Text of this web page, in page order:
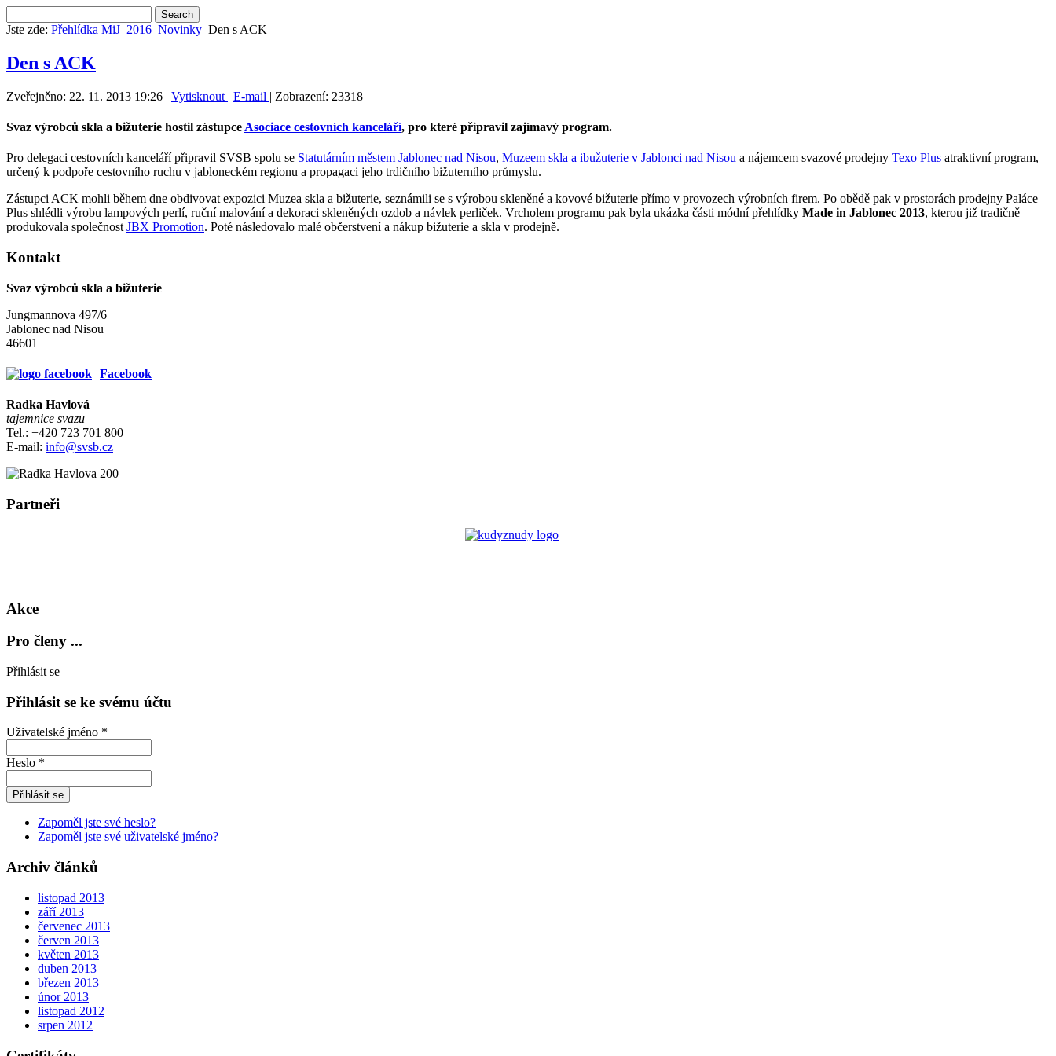
Jste zde: Přehlídka MiJ 2016 Novinky Den s ACK
Den s ACK
Zveřejněno: 22. 11. 2013 19:26 | Vytisknout | E-mail | Zobrazení: 23318
Svaz výrobců skla a bižuterie hostil zástupce Asociace cestovních kanceláří, pro které připravil zajímavý program.
Pro delegaci cestovních kanceláří připravil SVSB spolu se Statutárním městem Jablonec nad Nisou, Muzeem skla a ibužuterie v Jablonci nad Nisou a nájemcem svazové prodejny Texo Plus atraktivní program,
určený k podpoře cestovního ruchu v jabloneckém regionu a propagaci jeho trdičního bižuterního průmyslu.
Zástupci ACK mohli během dne obdivovat expozici Muzea skla a bižuterie, seznámili se s výrobou skleněné a kovové bižuterie přímo v provozech výrobních firem. Po obědě pak v prostorách prodejny Paláce
Plus shlédli výrobu lampových perlí, ruční malování a dekoraci skleněných ozdob a návlek perliček. Vrcholem programu pak byla ukázka části módní přehlídky Made in Jablonec 2013, kterou již tradičně
produkovala společnost JBX Promotion. Poté následovalo malé občerstvení a nákup bižuterie a skla v prodejně.
Kontakt
Svaz výrobců skla a bižuterie
Jungmannova 497/6
Jablonec nad Nisou
46601
Facebook
Radka Havlová
tajemnice svazu
Tel.: +420 723 701 800
E-mail: info@svsb.cz
Partneři
Akce
Pro členy ...
Přihlásit se
Přihlásit se ke svému účtu
Uživatelské jméno *
Heslo *
Zapoměl jste své heslo?
Zapoměl jste své uživatelské jméno?
Archiv článků
listopad 2013
září 2013
červenec 2013
červen 2013
květen 2013
duben 2013
březen 2013
únor 2013
listopad 2012
srpen 2012